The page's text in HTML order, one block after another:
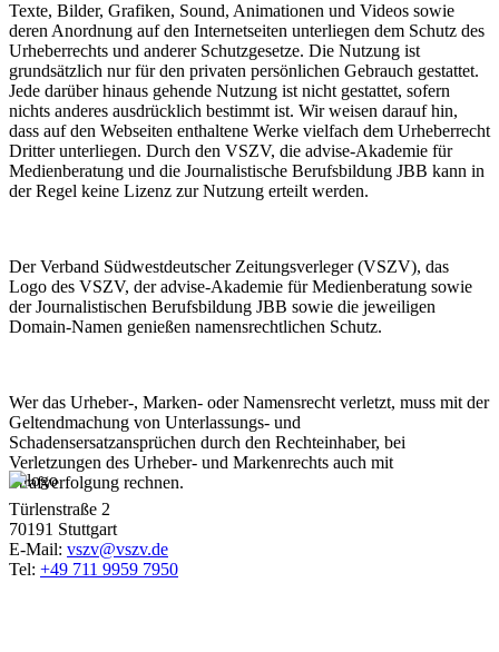
Texte, Bilder, Grafiken, Sound, Animationen und Videos sowie
deren Anordnung auf den Internetseiten unterliegen dem Schutz des
Urheberrechts und anderer Schutzgesetze. Die Nutzung ist
grundsätzlich nur für den privaten persönlichen Gebrauch gestattet.
Jede darüber hinaus gehende Nutzung ist nicht gestattet, sofern
nichts anderes ausdrücklich bestimmt ist. Wir weisen darauf hin,
dass auf den Webseiten enthaltene Werke vielfach dem Urheberrecht
Dritter unterliegen. Durch den VSZV, die advise-Akademie für
Medienberatung und die Journalistische Berufsbildung JBB kann in
der Regel keine Lizenz zur Nutzung erteilt werden.
Der Verband Südwestdeutscher Zeitungsverleger (VSZV), das
Logo des VSZV, der advise-Akademie für Medienberatung sowie
der Journalistischen Berufsbildung JBB sowie die jeweiligen
Domain-Namen genießen namensrechtlichen Schutz.
Wer das Urheber-, Marken- oder Namensrecht verletzt, muss mit der
Geltendmachung von Unterlassungs- und
Schadensersatzansprüchen durch den Rechteinhaber, bei
Verletzungen des Urheber- und Markenrechts auch mit
Strafverfolgung rechnen.
Türlenstraße 2
70191 Stuttgart
E-Mail: vszv@vszv.de
Tel: +49 711 9959 7950